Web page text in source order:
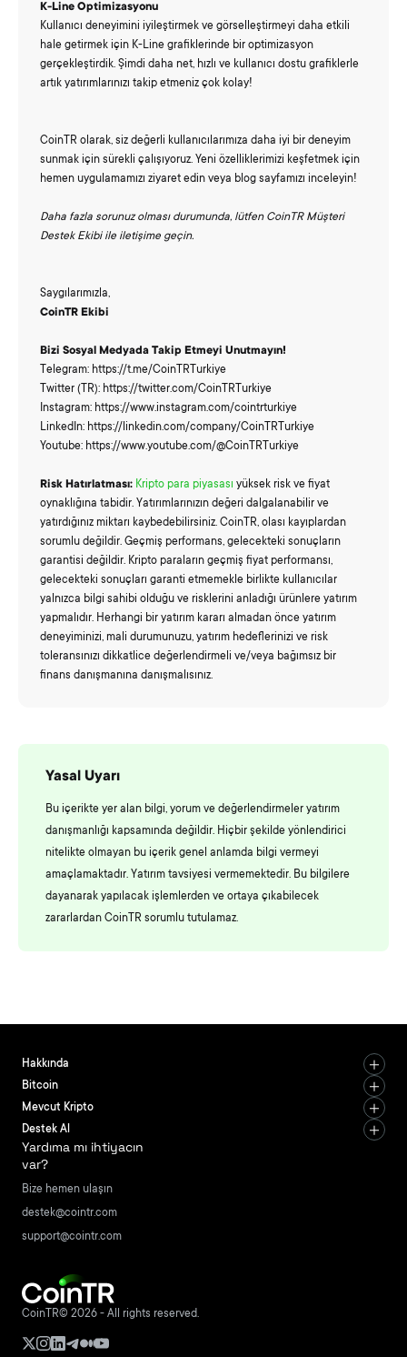
K-Line Optimizasyonu
Kullanıcı deneyimini iyileştirmek ve görselleştirmeyi daha etkili
hale getirmek için K-Line grafiklerinde bir optimizasyon
gerçekleştirdik. Şimdi daha net, hızlı ve kullanıcı dostu grafiklerle
artık yatırımlarınızı takip etmeniz çok kolay!
CoinTR olarak, siz değerli kullanıcılarımıza daha iyi bir deneyim
sunmak için sürekli çalışıyoruz. Yeni özelliklerimizi keşfetmek için
hemen uygulamamızı ziyaret edin veya blog sayfamızı inceleyin!
Daha fazla sorunuz olması durumunda, lütfen CoinTR Müşteri
Destek Ekibi ile iletişime geçin.
Saygılarımızla,
CoinTR Ekibi
Bizi Sosyal Medyada Takip Etmeyi Unutmayın!
Telegram: https://t.me/CoinTRTurkiye
Twitter (TR): https://twitter.com/CoinTRTurkiye
Instagram: https://www.instagram.com/cointrturkiye
LinkedIn: https://linkedin.com/company/CoinTRTurkiye
Youtube: https://www.youtube.com/@CoinTRTurkiye
Risk Hatırlatması: Kripto para piyasası yüksek risk ve fiyat
oynaklığına tabidir. Yatırımlarınızın değeri dalgalanabilir ve
yatırdığınız miktarı kaybedebilirsiniz. CoinTR, olası kayıplardan
sorumlu değildir. Geçmiş performans, gelecekteki sonuçların
garantisi değildir. Kripto paraların geçmiş fiyat performansı,
gelecekteki sonuçları garanti etmemekle birlikte kullanıcılar
yalnızca bilgi sahibi olduğu ve risklerini anladığı ürünlere yatırım
yapmalıdır. Herhangi bir yatırım kararı almadan önce yatırım
deneyiminizi, mali durumunuzu, yatırım hedeflerinizi ve risk
toleransınızı dikkatlice değerlendirmeli ve/veya bağımsız bir
finans danışmanına danışmalısınız.
Yasal Uyarı
Bu içerikte yer alan bilgi, yorum ve değerlendirmeler yatırım
danışmanlığı kapsamında değildir. Hiçbir şekilde yönlendirici
nitelikte olmayan bu içerik genel anlamda bilgi vermeyi
amaçlamaktadır. Yatırım tavsiyesi vermemektedir. Bu bilgilere
dayanarak yapılacak işlemlerden ve ortaya çıkabilecek
zararlardan CoinTR sorumlu tutulamaz.
Hakkında
Bitcoin
Mevcut Kripto
Destek Al
Yardıma mı ihtiyacın
var?
Bize hemen ulaşın
destek@cointr.com
support@cointr.com
CoinTR© 2026 - All rights reserved.